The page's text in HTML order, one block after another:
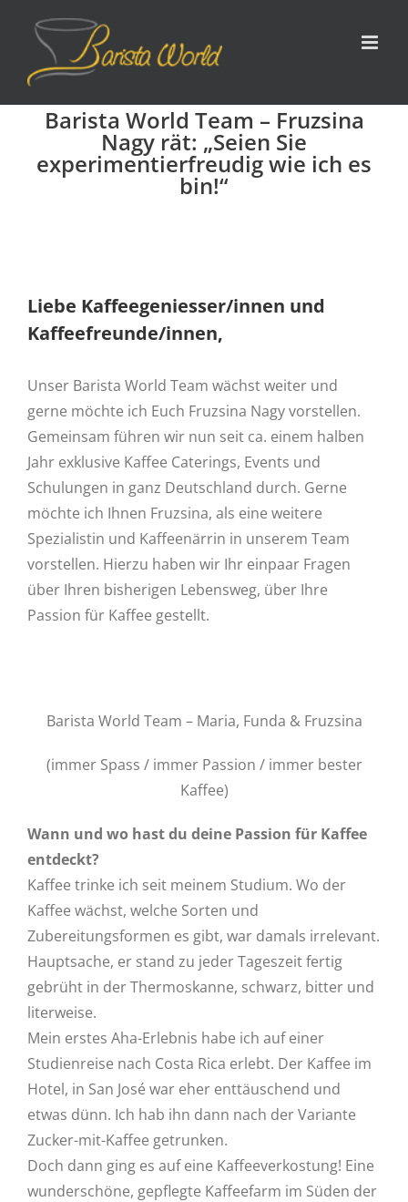
Inhalt
springen
Barista World Team – Fruzsina
Nagy rät: „Seien Sie
experimentierfreudig wie ich es
bin!“
Liebe Kaffeegeniesser/innen und
Kaffeefreunde/innen,
Unser Barista World Team wächst weiter und
gerne möchte ich Euch Fruzsina Nagy vorstellen.
Gemeinsam führen wir nun seit ca. einem halben
Jahr exklusive Kaffee Caterings, Events und
Schulungen in ganz Deutschland durch. Gerne
möchte ich Ihnen Fruzsina, als eine weitere
Spezialistin und Kaffeenärrin in unserem Team
vorstellen. Hierzu haben wir Ihr einpaar Fragen
über Ihren bisherigen Lebensweg, über Ihre
Passion für Kaffee gestellt.
Barista World Team – Maria, Funda & Fruzsina
(immer Spass / immer Passion / immer bester
Kaffee)
Wann und wo hast du deine Passion für Kaffee
entdeckt?
Kaffee trinke ich seit meinem Studium. Wo der
Kaffee wächst, welche Sorten und
Zubereitungsformen es gibt, war damals irrelevant.
Hauptsache, er stand zu jeder Tageszeit fertig
gebrüht in der Thermoskanne, schwarz, bitter und
literweise.
Mein erstes Aha-Erlebnis habe ich auf einer
Studienreise nach Costa Rica erlebt. Der Kaffee im
Hotel, in San José war eher enttäuschend und
etwas dünn. Ich hab ihn dann nach der Variante
Zucker-mit-Kaffee getrunken.
Doch dann ging es auf eine Kaffeeverkostung! Eine
wunderschöne, gepflegte Kaffeefarm im Süden der